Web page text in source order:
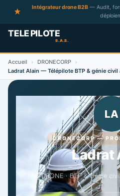
Intégrateur drone B2B — Audit,
Accueil › DRONECORP ›
Ladrat Alain — Télépilote BTP & génie civil
LA
DRONECORP —
Ladrat
ALD'DRONE · BTP & Génie